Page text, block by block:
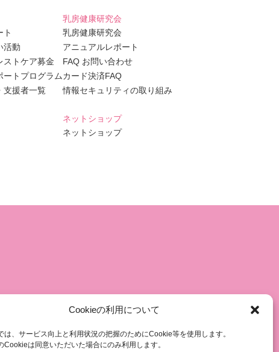
Cookieの利用について
は、サービス向上と利用状況の把握のためにCookie等を使用します。
Cookieは同意いただいた場合にのみ利用します。
ト
活動
ストケア募金
ートプログラム
支援者一覧
乳房健康研究会
乳房健康研究会
アニュアルレポート
FAQ お問い合わせ
カード決済FAQ
情報セキュリティの取り組み
ネットショップ
ネットショップ